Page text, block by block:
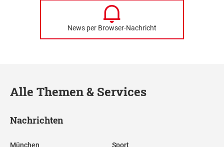
News per Browser-Nachricht
Alle Themen & Services
Nachrichten
München Sport